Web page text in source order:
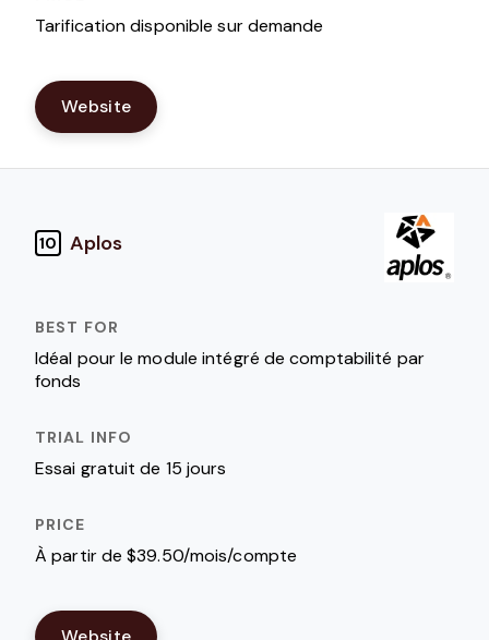
Tarification disponible sur demande
Website
10 Aplos
Idéal pour le module intégré de comptabilité par
fonds
Essai gratuit de 15 jours
À partir de $39.50/mois/compte
Website